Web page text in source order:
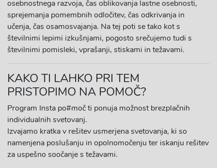
osebnostnega razvoja, čas oblikovanja lastne osebnosti,
sprejemanja pomembnih odločitev, čas odkrivanja in
učenja, čas osamosvajanja. Na tej poti se tako kot s
številnimi lepimi izkušnjami, pogosto srečujemo tudi s
številnimi pomisleki, vprašanji, stiskami in težavami.
KAKO TI LAHKO PRI TEM
PRISTOPIMO NA POMOČ?
Program Insta po#moč ti ponuja možnost brezplačnih
individualnih svetovanj.
Izvajamo kratka v rešitev usmerjena svetovanja, ki so
namenjena poslušanju in opolnomočenju ter iskanju rešitev
za uspešno soočanje s težavami.